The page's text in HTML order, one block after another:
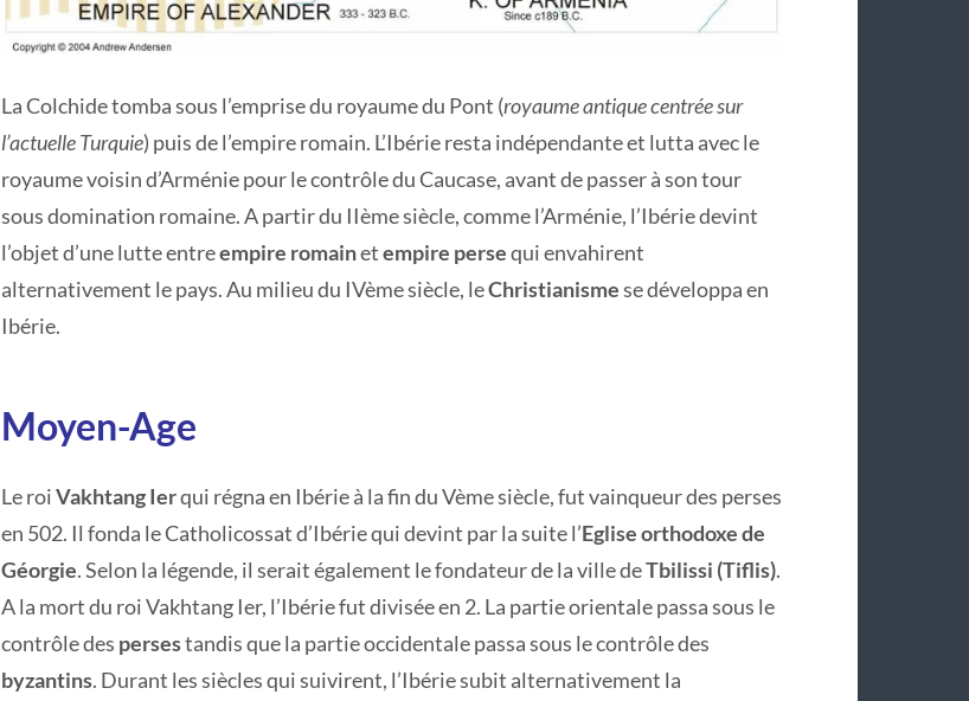
La Colchide tomba sous l’emprise du royaume du Pont (royaume antique centrée sur
l’actuelle Turquie) puis de l’empire romain. L’Ibérie resta indépendante et lutta avec le
royaume voisin d’Arménie pour le contrôle du Caucase, avant de passer à son tour
sous domination romaine. A partir du IIème siècle, comme l’Arménie, l’Ibérie devint
l’objet d’une lutte entreempire romainetempire persequi envahirent
alternativement le pays. Au milieu du IVème siècle, leChristianismese développa en
Ibérie.
Moyen-Age
Le roiVakhtang Ierqui régna en Ibérie à la fin du Vème siècle, fut vainqueur des perses
en 502. Il fonda le Catholicossat d’Ibérie qui devint par la suite l’Eglise orthodoxe de
Géorgie. Selon la légende, il serait également le fondateur de la ville deTbilissi (Tiflis).
A la mort du roi Vakhtang Ier, l’Ibérie fut divisée en 2. La partie orientale passa sous le
contrôle des persestandis que la partie occidentale passa sous le contrôle des
byzantins. Durant les siècles qui suivirent, l’Ibérie subit alternativement la